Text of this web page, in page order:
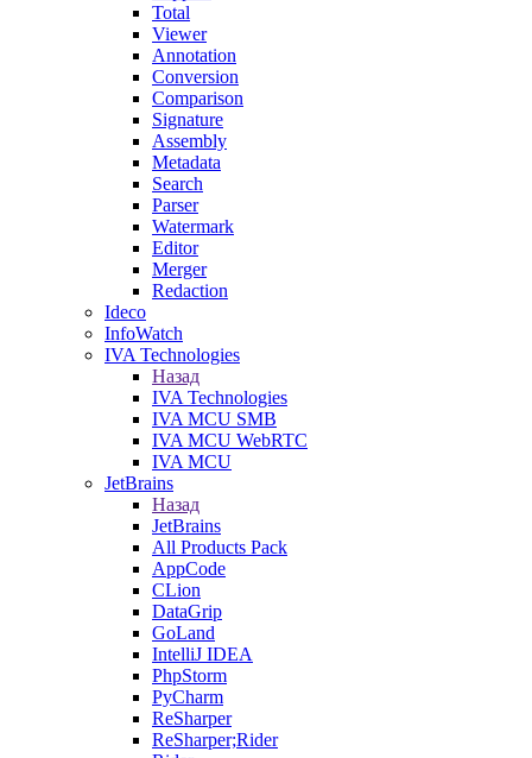
Total
Viewer
Annotation
Conversion
Comparison
Signature
Assembly
Metadata
Search
Parser
Watermark
Editor
Merger
Redaction
Ideco
InfoWatch
IVA Technologies
Назад
IVA Technologies
IVA MCU SMB
IVA MCU WebRTC
IVA MCU
JetBrains
Назад
JetBrains
All Products Pack
AppCode
CLion
DataGrip
GoLand
IntelliJ IDEA
PhpStorm
PyCharm
ReSharper
ReSharper;Rider